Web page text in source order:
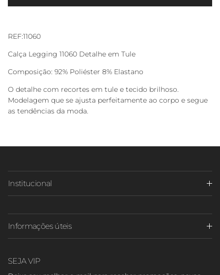
REF:11060
Calça Legging 11060 Detalhe em Tule
Composição: 92% Poliéster 8% Elastano
O detalhe com recortes em tule e tecido brilhoso.
Modelagem que se ajusta perfeitamente ao corpo e segue
as tendências da moda.
Institucional
Informações úteis
SEJA VIP